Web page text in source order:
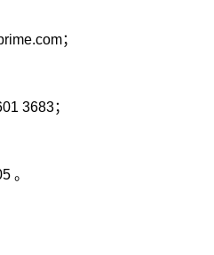
.com；
3683；
。